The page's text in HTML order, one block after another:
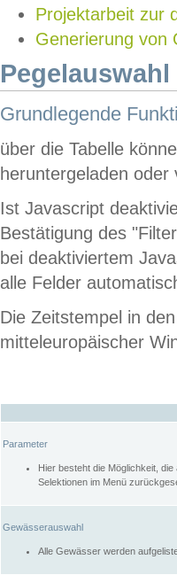
Projektarbeit zur
Generierung von
Grundlegende
über die Tabelle
heruntergeladen oder
Ist Javascript
Bestätigung des
bei deaktiviertem
alle Felder
Die Zeitstempel in
mitteleuropäischer
Parameter
Hier besteht die Möglichkeit,
Selektionen im Menü
Gewässerauswahl
Alle Gewässer werden